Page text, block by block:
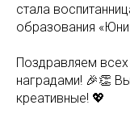
стала
образования
Поздравляем
наградами! 🎉👏
креативные! 💖